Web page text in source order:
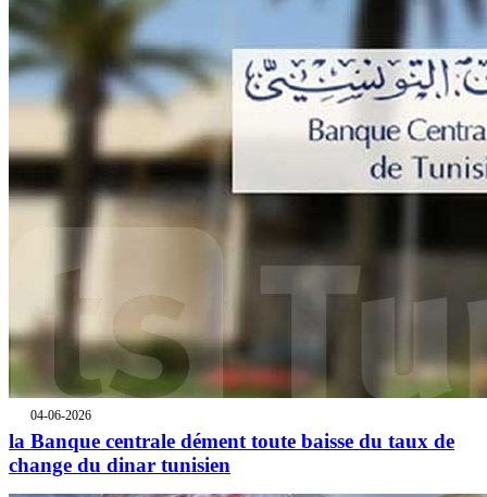
04-06-2026
la Banque centrale dément toute baisse du taux de
change du dinar tunisien